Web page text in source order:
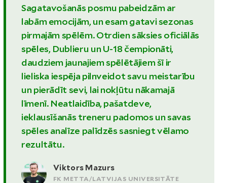
Sagatavošanās posmu pabeidzām ar
labām emocijām, un esam gatavi sezonas
pirmajām spēlēm. Otrdien sāksies oficiālās
spēles, Dublieru un U-18 čempionāti,
daudziem jaunajiem spēlētājiem šī ir
lieliska iespēja pilnveidot savu meistarību
un pierādīt sevi, lai nokļūtu nākamajā
līmenī. Neatlaidība, pašatdeve,
ieklausīšanās treneru padomos un savas
spēles analīze palīdzēs sasniegt vēlamo
rezultātu.
Viktors Mazurs
FK METTA/LATVIJAS UNIVERSITĀTE